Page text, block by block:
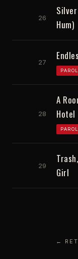
26
Hum)
27
28
A
Hotel
29
Girl
←